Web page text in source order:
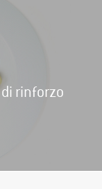
rinforzo